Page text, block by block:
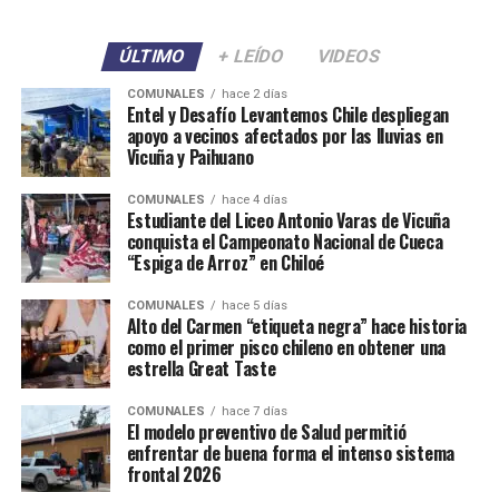
ÚLTIMO + LEÍDO VIDEOS
COMUNALES hace 2 días
Entel y Desafío Levantemos Chile despliegan
apoyo a vecinos afectados por las lluvias en
Vicuña y Paihuano
COMUNALES hace 4 días
Estudiante del Liceo Antonio Varas de Vicuña
conquista el Campeonato Nacional de Cueca
“Espiga de Arroz” en Chiloé
COMUNALES hace 5 días
Alto del Carmen “etiqueta negra” hace historia
como el primer pisco chileno en obtener una
estrella Great Taste
COMUNALES hace 7 días
El modelo preventivo de Salud permitió
enfrentar de buena forma el intenso sistema
frontal 2026